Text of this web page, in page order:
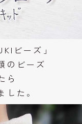
ビーズ」
のビーズ
ら
た。